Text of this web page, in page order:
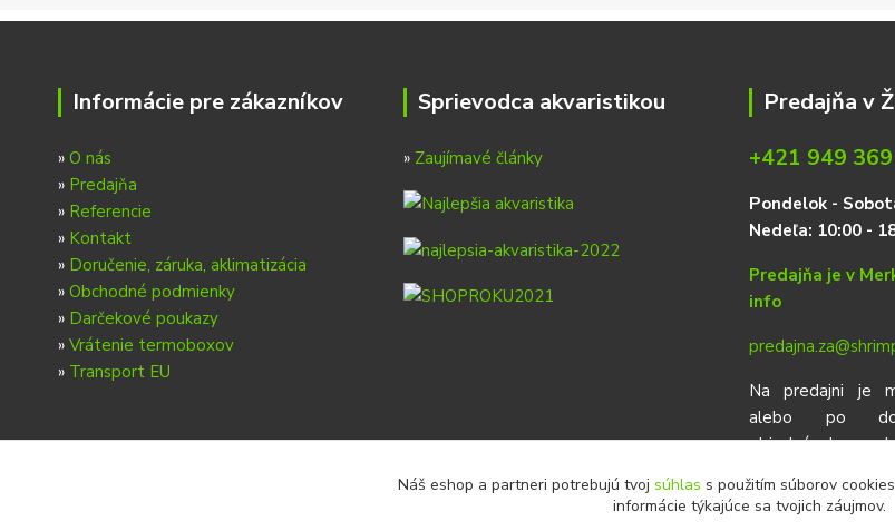
Informácie pre zákazníkov
» O nás
» Predajňa
» Referencie
» Kontakt
» Doručenie, záruka, aklimatizácia
» Obchodné podmienky
» Darčekové poukazy
» Vrátenie termoboxov
» Transport EU
Sprievodca akvaristikou
» Zaujímavé články
Predajňa v
+421 949
Pondelok -
Nedeľa: 10:00 -
Predajňa je v
info
Na predajni je
alebo po
objednávok
Náš eshop a partneri potrebujú tvoj súhlas s použitím súborov
informácie týkajúce sa tvojich záujmov.